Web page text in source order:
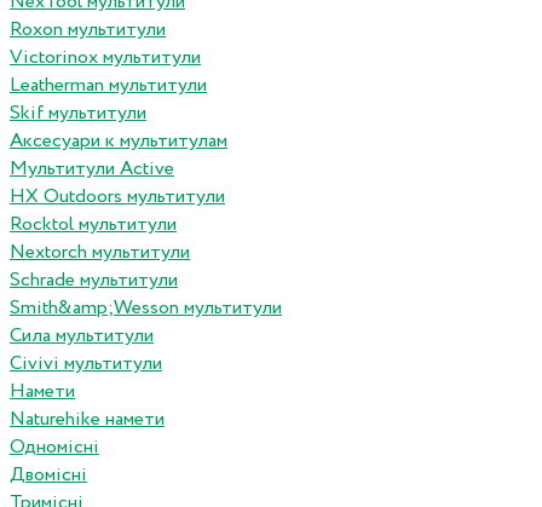
Roxon мультитули
Victorinox мультитули
Leatherman мультитули
Skif мультитули
Аксесуари к мультитулам
Мультитули Active
HX Outdoors мультитули
Rocktol мультитули
Nextorch мультитули
Schrade мультитули
Smith&amp;Wesson мультитули
Сила мультитули
Civivi мультитули
Намети
Naturehike намети
Одномісні
Двомісні